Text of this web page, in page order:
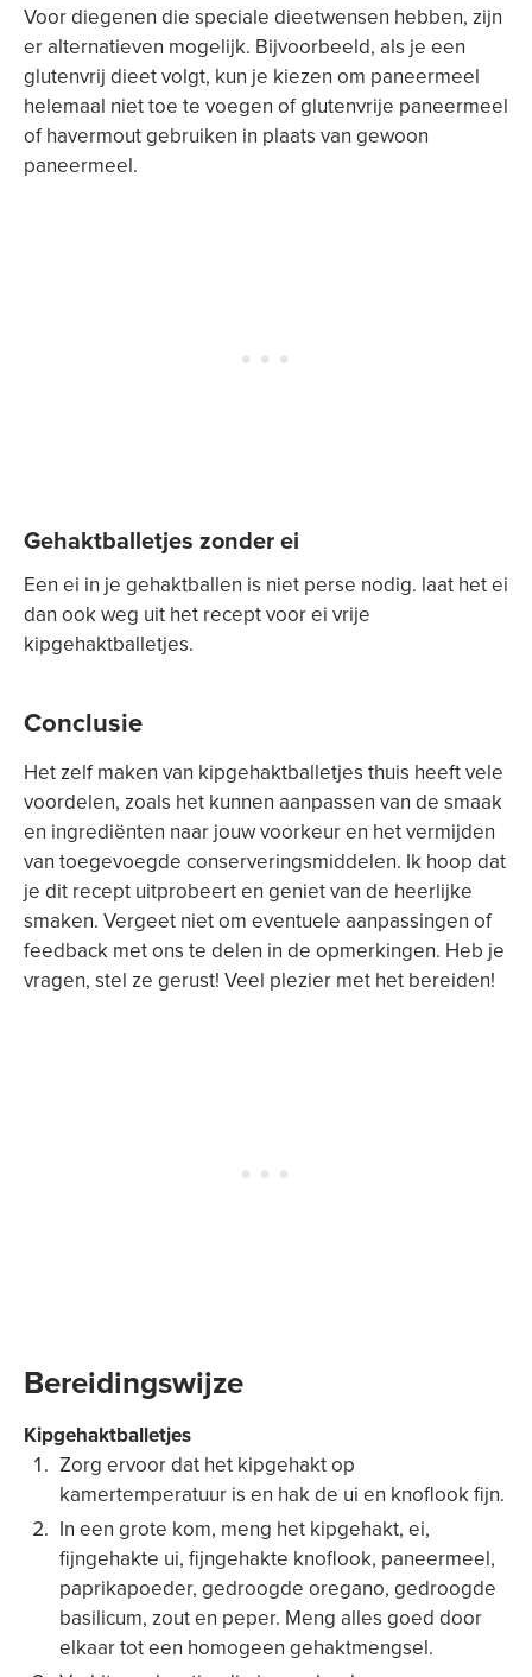
Voor diegenen die speciale dieetwensen hebben, zijn
er alternatieven mogelijk. Bijvoorbeeld, als je een
glutenvrij dieet volgt, kun je kiezen om paneermeel
helemaal niet toe te voegen of glutenvrije paneermeel
of havermout gebruiken in plaats van gewoon
paneermeel.
Gehaktballetjes zonder ei
Een ei in je gehaktballen is niet perse nodig. laat het ei
dan ook weg uit het recept voor ei vrije
kipgehaktballetjes.
Conclusie
Het zelf maken van kipgehaktballetjes thuis heeft vele
voordelen, zoals het kunnen aanpassen van de smaak
en ingrediënten naar jouw voorkeur en het vermijden
van toegevoegde conserveringsmiddelen. Ik hoop dat
je dit recept uitprobeert en geniet van de heerlijke
smaken. Vergeet niet om eventuele aanpassingen of
feedback met ons te delen in de opmerkingen. Heb je
vragen, stel ze gerust! Veel plezier met het bereiden!
Bereidingswijze
Kipgehaktballetjes
Zorg ervoor dat het kipgehakt op
kamertemperatuur is en hak de ui en knoflook fijn.
In een grote kom, meng het kipgehakt, ei,
fijngehakte ui, fijngehakte knoflook, paneermeel,
paprikapoeder, gedroogde oregano, gedroogde
basilicum, zout en peper. Meng alles goed door
elkaar tot een homogeen gehaktmengsel.